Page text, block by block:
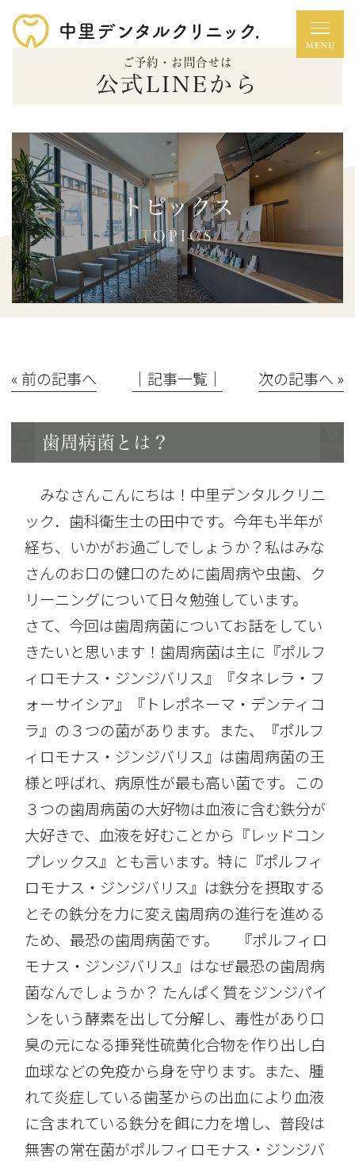
ご予約・お問合せは
公式LINEから
トピックス
TOPICS
« 前の記事へ │記事一覧│ 次の記事へ »
歯周病菌とは？
みなさんこんにちは！中里デンタルクリニ
ック．歯科衛生士の田中です。今年も半年が
経ち、いかがお過ごしでしょうか？私はみな
さんのお口の健口のために歯周病や虫歯、ク
リーニングについて日々勉強しています。
さて、今回は歯周病菌についてお話をしてい
きたいと思います！歯周病菌は主に『ポルフ
ィロモナス・ジンジバリス』『タネレラ・フ
ォーサイシア』『トレポネーマ・デンティコ
ラ』の３つの菌があります。また、『ポルフ
ィロモナス・ジンジバリス』は歯周病菌の王
様と呼ばれ、病原性が最も高い菌です。この
３つの歯周病菌の大好物は血液に含む鉄分が
大好きで、血液を好むことから『レッドコン
プレックス』とも言います。特に『ポルフィ
ロモナス・ジンジバリス』は鉄分を摂取する
とその鉄分を力に変え歯周病の進行を進める
ため、最恐の歯周病菌です。 『ポルフィロ
モナス・ジンジバリス』はなぜ最恐の歯周病
菌なんでしょうか？ たんぱく質をジンジパイ
ンをいう酵素を出して分解し、毒性があり口
臭の元になる揮発性硫黄化合物を作り出し白
血球などの免疫から身を守ります。また、腫
れて炎症している歯茎からの出血により血液
に含まれている鉄分を餌に力を増し、普段は
無害の常在菌がポルフィロモナス・ジンジバ